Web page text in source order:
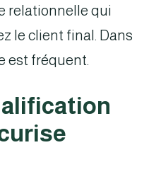
relationnelle qui
le client final. Dans
est fréquent.